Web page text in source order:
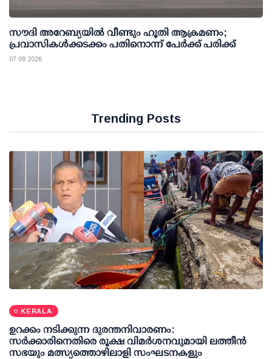
സൗദി അറേബ്യയില്‍ വീണ്ടും ഹൂതി ആക്രമണം;
പ്രവാസികള്‍ക്കടക്കം പതിനൊന്ന് പേര്‍ക്ക് പരിക്ക്
07 08 2026
Trending Posts
KERALA
ഉറക്കം നടിക്കുന്ന ദുരന്തനിവാരണം:
സര്‍ക്കാരിനെതിരെ രൂക്ഷ വിമര്‍ശനവുമായി ലത്തീന്‍
സഭയും മത്സ്യത്തൊഴിലാളി സംഘടനകളും